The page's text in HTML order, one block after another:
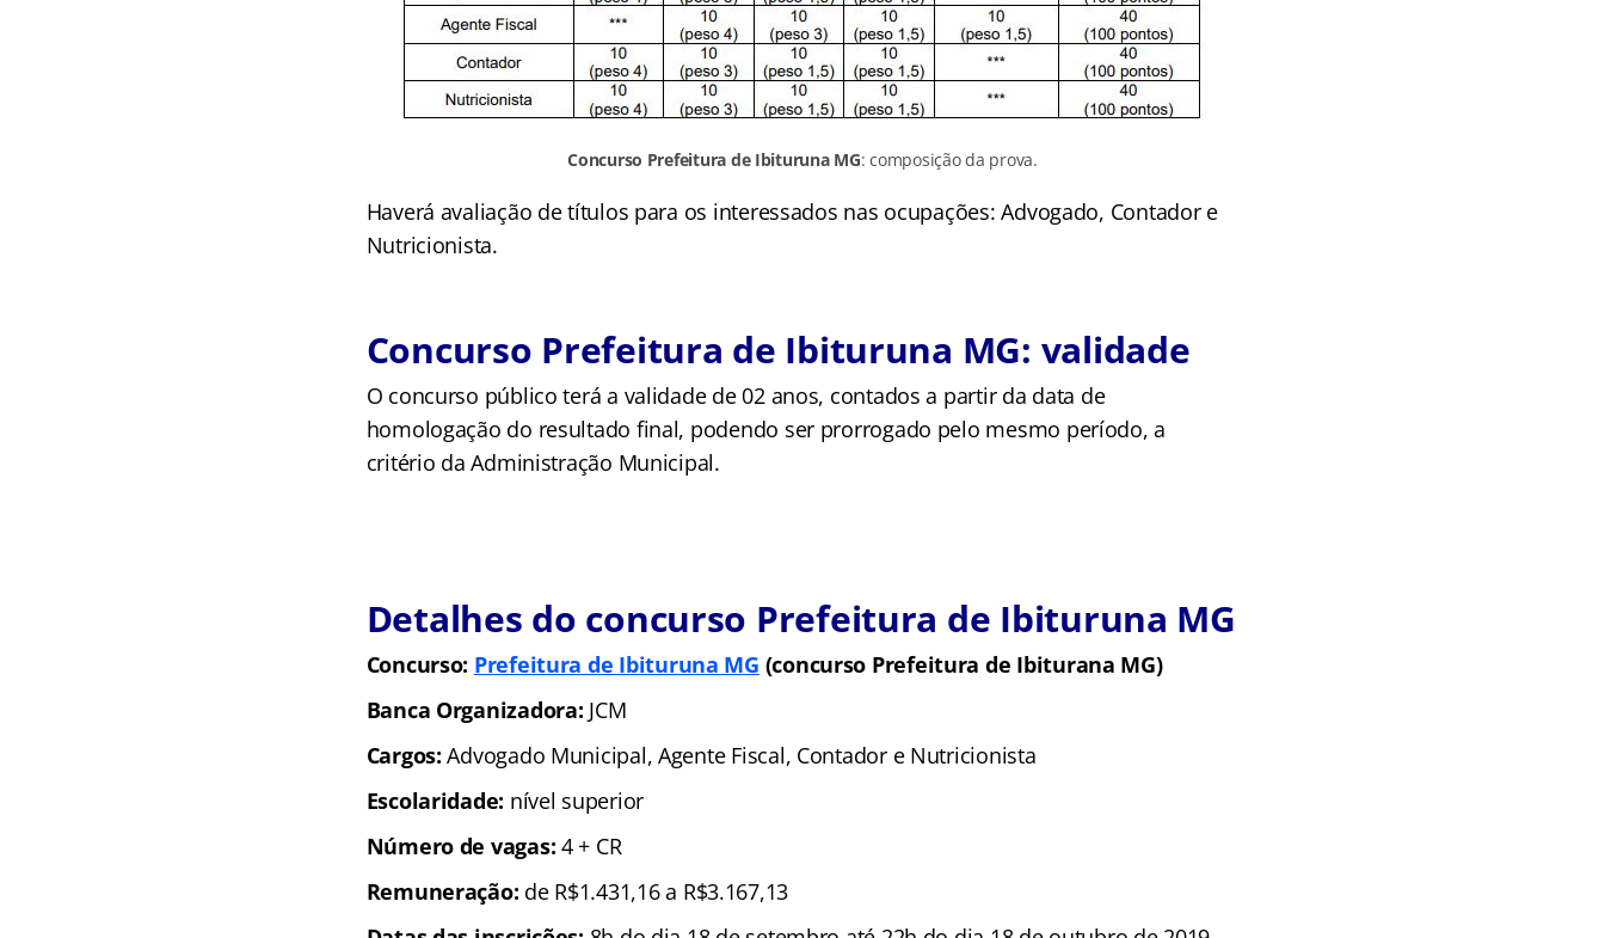
Concurso Prefeitura de Ibituruna MG: composição da prova.
Haverá avaliação de títulos para os interessados nas ocupações: Advogado, Contador e
Nutricionista.
Concurso Prefeitura de Ibituruna MG: validade
O concurso público terá a validade de 02 anos, contados a partir da data de
homologação do resultado final, podendo ser prorrogado pelo mesmo período, a
critério da Administração Municipal.
Detalhes do concurso Prefeitura de Ibituruna MG
Concurso: Prefeitura de Ibituruna MG (concurso Prefeitura de Ibiturana MG)
Banca Organizadora: JCM
Cargos:Advogado Municipal, Agente Fiscal, Contador e Nutricionista
Escolaridade: nível superior
Número de vagas:4 + CR
Remuneração: de R$1.431,16 a R$3.167,13